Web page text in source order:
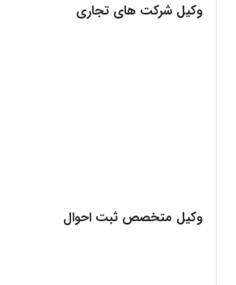
وکیل شرکت های تجاری
وکیل متخصص ثبت احوال